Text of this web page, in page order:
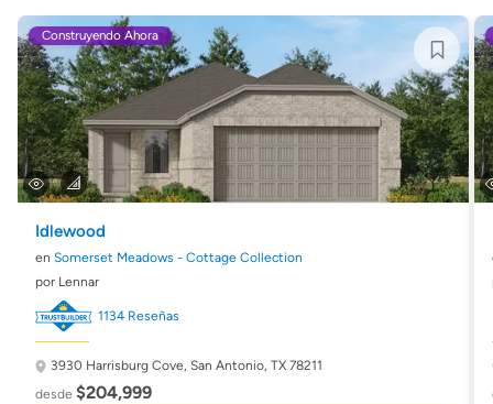
Construyendo Ahora
Idlewood
en Somerset Meadows - Cottage Collection
por Lennar
1134 Reseñas
3930 Harrisburg Cove, San Antonio, TX 78211
desde $204,999